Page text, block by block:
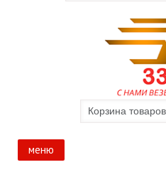
Корзина
меню